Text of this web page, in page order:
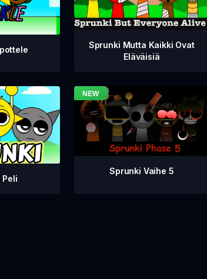
Sprunki Mutta Kaikki Ovat
Eläväisiä
Peli
Sprunki Vaihe 5